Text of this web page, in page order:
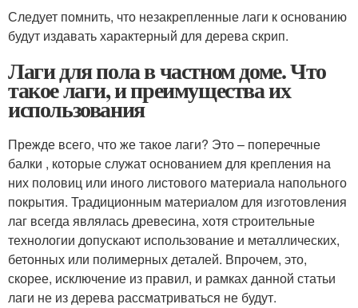
Следует помнить, что незакрепленные лаги к основанию
будут издавать характерный для дерева скрип.
Лаги для пола в частном доме. Что
такое лаги, и преимущества их
использования
Прежде всего, что же такое лаги? Это – поперечные
балки , которые служат основанием для крепления на
них половиц или иного листового материала напольного
покрытия. Традиционным материалом для изготовления
лаг всегда являлась древесина, хотя строительные
технологии допускают использование и металлических,
бетонных или полимерных деталей. Впрочем, это,
скорее, исключение из правил, и рамках данной статьи
лаги не из дерева рассматриваться не будут.